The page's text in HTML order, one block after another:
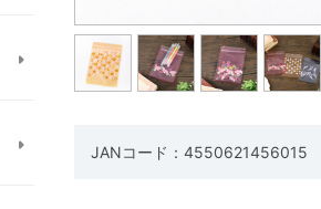
JANコード：4550621456015